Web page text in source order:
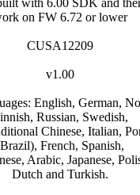
with 6.00 SDK and
on FW 6.72 or lower
CUSA12209
v1.00
English, German,
Russian, Swedish,
Chinese, Italian,
French, Spanish,
Arabic, Japanese,
Dutch and Turkish.